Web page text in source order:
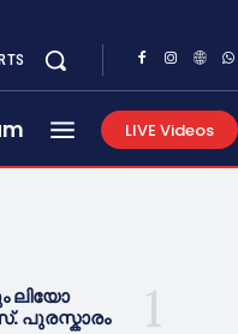
LIVE Videos
ലിയോ
പുരസ്കാരം